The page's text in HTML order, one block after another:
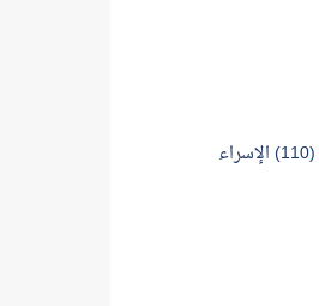
(110) الإسراء